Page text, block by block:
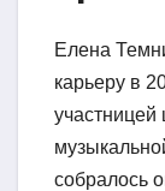
Елена
карьеру в
участницей
собралось